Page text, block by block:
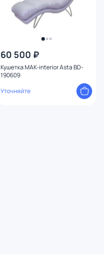
60 500 ₽
Кушетка MAK-interior Asta BD-
190609
Уточняйте